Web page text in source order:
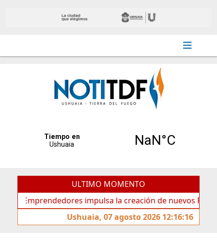
ULTIMO MOMENTO
impulsa la creación de nuevos Proyectos
Ushuaia, 07 agosto 2026 12:16:16